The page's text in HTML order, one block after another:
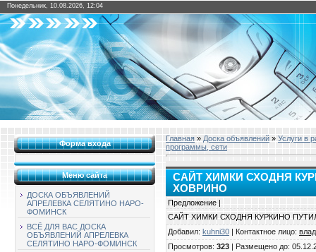
Понедельник, 10.08.2026, 12:04
Форма входа
Меню сайта
ДОСКА ОБЪЯВЛЕНИЙ
АПРЕЛЕВКА СЕЛЯТИНО НАРО-
ФОМИНСК
ВСЁ ДЛЯ ВАС ДОСКА
ОБЪЯВЛЕНИЙ АПРЕЛЕВКА
СЕЛЯТИНО НАРО-ФОМИНСК
Главная » Доска объявлений » Услуги в
программы, сети
САЙТ ХИМКИ СХОДНЯ
ХОВРИНО
Предложение |
САЙТ ХИМКИ СХОДНЯ КУРКИНО
Добавил: kuhni30 | Контактное лицо:
Просмотров: 323 | Размещено до: